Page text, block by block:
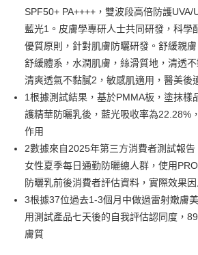
Apple Pay
街口支付
悠遊付
Google Pay
AFTEE先享後付
相關說明
【關於「AFTEE先享後付」】
AFTEE先享後付是「在收到商品之後才付款」的
１．簡單：不需註冊會員、不需綁卡、不需儲值。
２．便利：只要手機號碼，簡訊認證，即可結帳。
３．安心：先確認商品／服務後，再付款。
【「AFTEE先享後付」結帳流程】
即享券
運送方式
全家取貨付款
每筆NT$65，滿NT$390(含以上)免運費
SPF50+ PA++++，雙波段高倍防護UVA/
藍光1。皮膚學專研人士共同研發，科學
優質原則，針對肌膚防曬研發。舒緩親
舒緩體系，水潤肌膚，絲滑質地，清透
清爽透氣不黏膩2，敏感肌適用，醫美後
1根據測試結果，基於PMMA板，塗抹樣
護精華防曬乳後，藍光吸收率為22.28%
作用
2數據來自2025年第三方消費者測試報
女性夏季每日通勤防曬總人群，使用
防曬乳前後消費者評估資料，實際效果
3根據37位過去1-3個月中做過雷射嫩膚
用測試產品七天後的自我評估認同度，
膚質